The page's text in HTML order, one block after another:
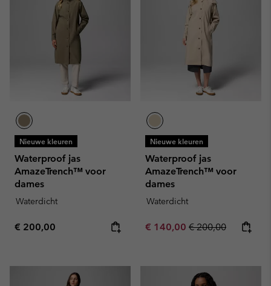
Nieuwe kleuren
Waterproof jas
AmazeTrench™ voor
dames
Waterdicht
Regular price:
€ 200,00
Nieuwe kleuren
Waterproof jas
AmazeTrench™ voor
dames
Waterdicht
Sale price:
€ 140,00 Regular price:
€ 200,00